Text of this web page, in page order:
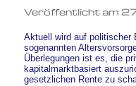
Veröffentlicht am
Aktuell wird auf politischer
sogenannten
Überlegungen ist es, die
kapitalmarktbasiert
gesetzlichen Rente zu